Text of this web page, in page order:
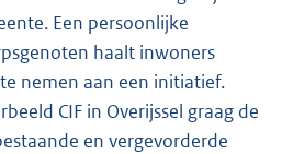
Een persoonlijke
haalt inwoners
nemen aan een initiatief.
CIF in Overijssel graag de
en vergevorderde